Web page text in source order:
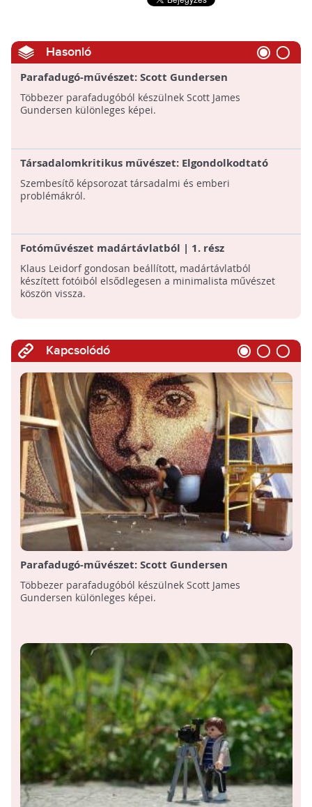
Hasonló
Parafadugó-művészet: Scott Gundersen
munkássága
Többezer parafadugóból készülnek Scott James
Gundersen különleges képei.
Társadalomkritikus művészet: Elgondolkodtató
illusztrációk fejlett világunk problémáiról
Szembesítő képsorozat társadalmi és emberi
problémákról.
Fotóművészet madártávlatból | 1. rész
Klaus Leidorf gondosan beállított, madártávlatból
készített fotóiból elsődlegesen a minimalista művészet
köszön vissza.
Kapcsolódó
Parafadugó-művészet: Scott Gundersen
munkássága
Többezer parafadugóból készülnek Scott James
Gundersen különleges képei.